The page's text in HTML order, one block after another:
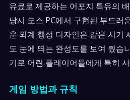
유료로 제공하는 어포지 특유의
당시 도스 PC에서 구현된 부드러
운 외계 행성 디자인은 같은 시기
도 눈에 띄는 완성도를 보여 줬습
기로 어린 플레이어들에게 특히
게임 방법과 규칙